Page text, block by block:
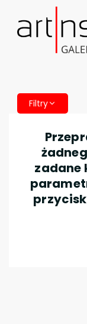
Filtry
zadane